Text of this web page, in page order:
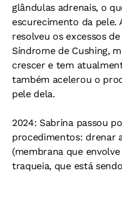
glândulas adrenais, o
escurecimento da pele.
resolveu os excessos
Síndrome de Cushing,
crescer e tem
também acelerou o
pele dela.
2024: Sabrina passou
procedimentos: drenar
(membrana que
traqueia, que está